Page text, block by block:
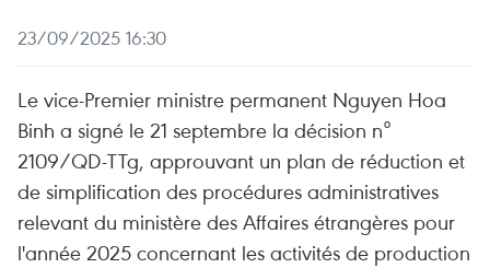
23/09/2025 16:30
Le vice-Premier ministre permanent Nguyen Hoa
Binh a signé le 21 septembre la décision n°
2109/QD-TTg, approuvant un plan de réduction et
de simplification des procédures administratives
relevant du ministère des Affaires étrangères pour
l'année 2025 concernant les activités de production